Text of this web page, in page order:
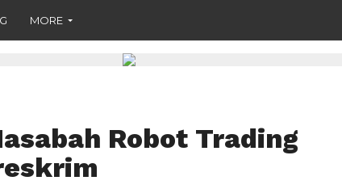
MORE
Robot Trading